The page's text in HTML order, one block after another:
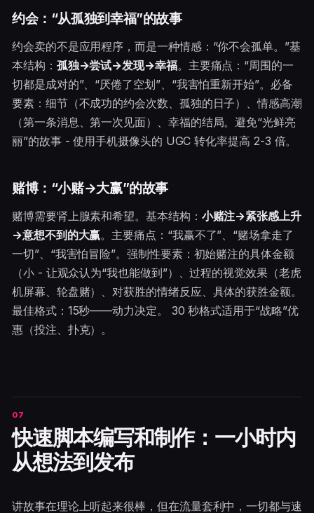
约会：“从孤独到幸福”的故事
约会卖的不是应用程序，而是一种情感：“你不会孤单。”基
本结构： 孤独→尝试→发现→幸福。主要痛点：“周围的一
切都是成对的”、“厌倦了空划”、“我害怕重新开始”。必备
要素：细节（不成功的约会次数、孤独的日子）、情感高潮
（第一条消息、第一次见面）、幸福的结局。避免“光鲜亮
丽”的故事 - 使用手机摄像头的 UGC 转化率提高 2-3 倍。
赌博：“小赌→大赢”的故事
赌博需要肾上腺素和希望。基本结构： 小赌注→紧张感上升
→意想不到的大赢。主要痛点：“我赢不了”、“赌场拿走了
一切”、“我害怕冒险”。强制性要素：初始赌注的具体金额
（小 - 让观众认为“我也能做到”）、过程的视觉效果（老虎
机屏幕、轮盘赌）、对获胜的情绪反应、具体的获胜金额。
最佳格式：15秒——动力决定。 30 秒格式适用于“战略”优
惠（投注、扑克）。
快速脚本编写和制作：一小时内
从想法到发布
讲故事在理论上听起来很棒，但在流量套利中，一切都与速